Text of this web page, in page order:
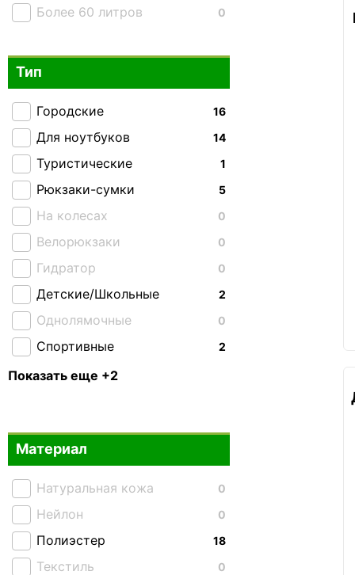
0
Более 60 литров
Тип
16
Городские
14
Для ноутбуков
1
Туристические
5
Рюкзаки-сумки
0
На колесах
0
Велорюкзаки
0
Гидратор
2
Детские/Школьные
0
Однолямочные
2
Спортивные
Тактические
Показать еще +2
Материал
0
Натуральная кожа
0
Нейлон
18
Полиэстер
0
Текстиль